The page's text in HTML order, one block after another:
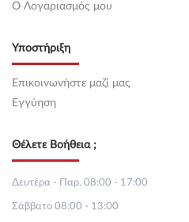
O Λογαριασμός μου
Υποστήριξη
Επικοινωνήστε μαζί μας
Εγγύηση
Θέλετε Βοήθεια ;
Δευτέρα - Παρ. 08:00 - 17:00
Σάββατο 08:00 - 13:00